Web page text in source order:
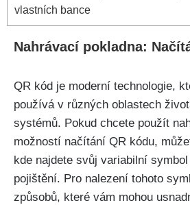
vlastních bance
Nahrávací pokladna:
QR kód je moderní technologie,
používá v různých oblastech
systémů. Pokud chcete použít
možností načítání QR kódu,
kde najdete svůj variabilní
pojištění. Pro nalezení tohoto
způsobů, které vám mohou